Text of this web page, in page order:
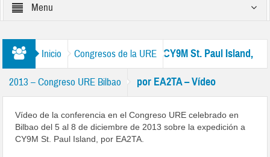
Menu
Inicio Congresos de la URE
2013 – Congreso URE Bilbao
CY9M St. Paul Island,
por EA2TA – Vídeo
Vídeo de la conferencia en el Congreso URE celebrado en
Bilbao del 5 al 8 de diciembre de 2013 sobre la expedición a
CY9M St. Paul Island, por EA2TA.